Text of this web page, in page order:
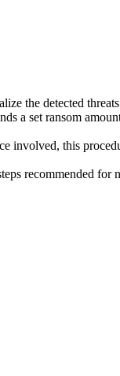
the detected
a set ransom
involved, this
recommended for